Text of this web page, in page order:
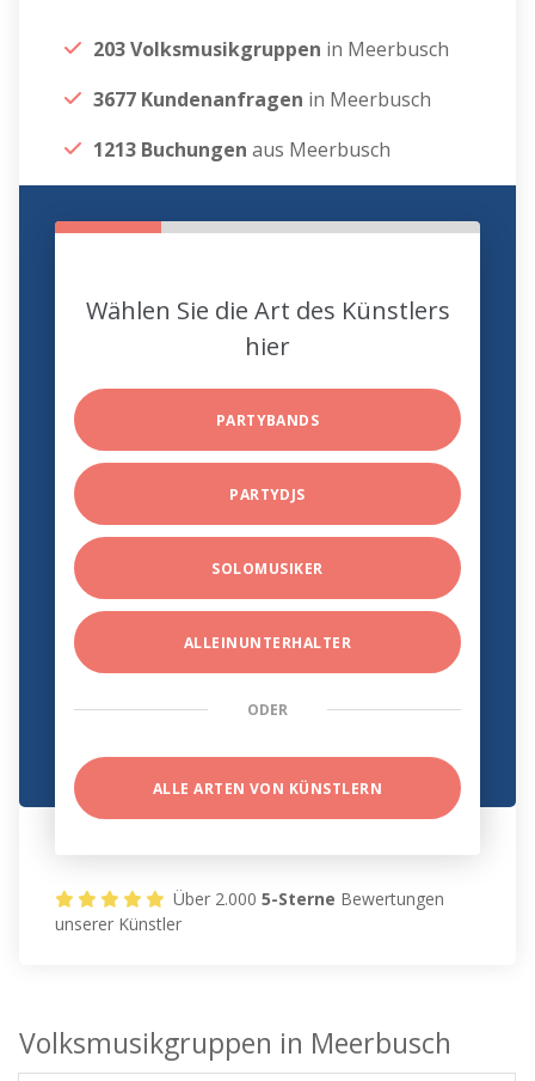
203 Volksmusikgruppen in Meerbusch
3677 Kundenanfragen in Meerbusch
1213 Buchungen aus Meerbusch
Wählen Sie die Art des Künstlers
hier
PARTYBANDS
PARTYDJS
SOLOMUSIKER
ALLEINUNTERHALTER
ODER
ALLE ARTEN VON KÜNSTLERN
Über 2.0005-Sterne Bewertungen
unserer Künstler
Volksmusikgruppen in Meerbusch